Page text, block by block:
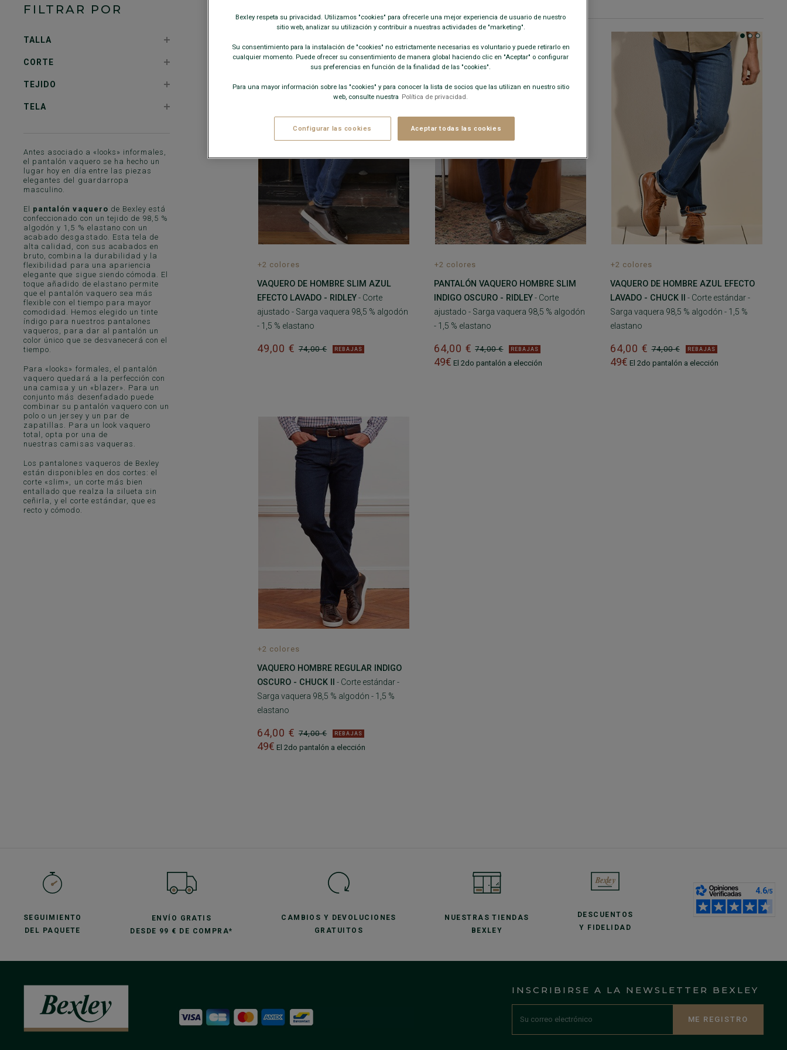
+2 colores
VAQUERO DE HOMBRE SLIM AZUL
EFECTO LAVADO - RIDLEY- Corte
ajustado - Sarga vaquera 98,5 % algodón
- 1,5 % elastano
74,00 €
49,00 € REBAJAS
+2 colores
PANTALÓN VAQUERO HOMBRE SLIM
INDIGO OSCURO - RIDLEY- Corte
ajustado - Sarga vaquera 98,5 % algodón
- 1,5 % elastano
74,00 €
64,00 € REBAJAS
49€ El 2do pantalón a elección
+2 colores
VAQUERO DE HOMBRE AZUL EFECTO
LAVADO - CHUCK II
- Corte estándar -
Sarga vaquera 98,5 % algodón - 1,5 %
elastano
74,00 €
64,00 € REBAJAS
49€ El 2do pantalón a elección
+2 colores
VAQUERO HOMBRE REGULAR INDIGO
OSCURO - CHUCK II
- Corte estándar -
Sarga vaquera 98,5 % algodón - 1,5 %
elastano
74,00 €
64,00 € REBAJAS
49€ El 2do pantalón a elección
FILTRAR POR
TALLA
CORTE
TEJIDO
TELA
Antes asociado a «looks» informales,
el pantalón vaquero se ha hecho un
lugar hoy en día entre las piezas
elegantes del guardarropa
masculino.
El pantalón vaquero de Bexley está
confeccionado con un tejido de 98,5 %
algodón y 1,5 % elastano con un
acabado desgastado. Esta tela de
alta calidad, con sus acabados en
bruto, combina la durabilidad y la
flexibilidad para una apariencia
elegante que sigue siendo cómoda. El
toque añadido de elastano permite
que el pantalón vaquero sea más
flexible con el tiempo para mayor
comodidad. Hemos elegido un tinte
índigo para nuestros pantalones
vaqueros, para dar al pantalón un
color único que se desvanecerá con el
tiempo.
Para «looks» formales, el pantalón
vaquero quedará a la perfección con
una camisa y un «blazer». Para un
conjunto más desenfadado puede
combinar su pantalón vaquero con un
polo o un jersey y un par de
zapatillas. Para un look vaquero
total, opta por una de
nuestrascamisas vaqueras.
Los pantalones vaqueros de Bexley
están disponibles en dos cortes: el
corte «slim», un corte más bien
entallado que realza la silueta sin
ceñirla, y el corte estándar, que es
recto y cómodo.
SEGUIMIENTO
DEL PAQUETE
ENVÍO GRATIS
DESDE 99 € DE COMPRA*
CAMBIOS Y DEVOLUCIONES
GRATUITOS
NUESTRAS TIENDAS
BEXLEY
DESCUENTOS
Y FIDELIDAD
INSCRIBIRSE A LA NEWSLETTER BEXLEY
ME REGISTRO
Bexley respeta su privacidad. Utilizamos "cookies" para ofrecerle una mejor experiencia de usuario de nuestro
sitio web, analizar su utilización y contribuir a nuestras actividades de "marketing".
Su consentimiento para la instalación de "cookies" no estrictamente necesarias es voluntario y puede retirarlo en
cualquier momento. Puede ofrecer su consentimiento de manera global haciendo clic en "Aceptar" o configurar
sus preferencias en función de la finalidad de las "cookies".
Para una mayor información sobre las "cookies" y para conocer la lista de socios que las utilizan en nuestro sitio
web, consulte nuestra Política de privacidad.
Configurar las cookies Aceptar todas las cookies